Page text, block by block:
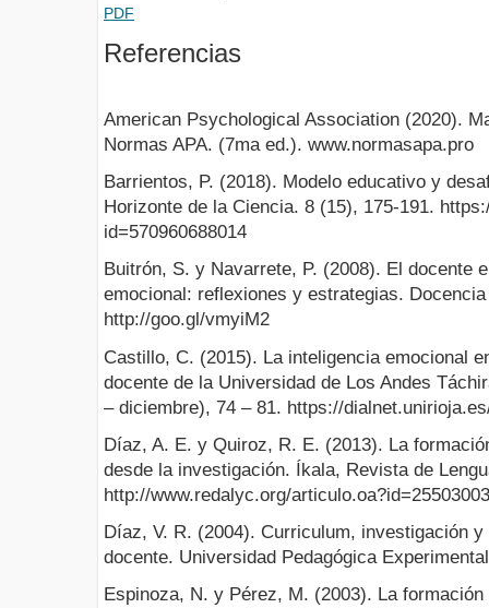
PDF
Referencias
American Psychological Association (2020).
Normas APA. (7ma ed.). www.normasapa.pro
Barrientos, P. (2018). Modelo educativo y
Horizonte de la Ciencia. 8 (15), 175-191.
id=570960688014
Buitrón, S. y Navarrete, P. (2008). El docente
emocional: reflexiones y estrategias.
http://goo.gl/vmyiM2
Castillo, C. (2015). La inteligencia emocional
docente de la Universidad de Los Andes
– diciembre), 74 – 81. https://
Díaz, A. E. y Quiroz, R. E. (2013). La
desde la investigación. Íkala, Revista de
http://www.redalyc.org/
Díaz, V. R. (2004). Curriculum, investigación
docente. Universidad Pedagógica Experimental
Espinoza, N. y Pérez, M. (2003). La